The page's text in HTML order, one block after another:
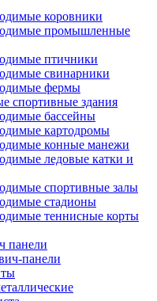
коровники
промышленные
птичники
свинарники
фермы
спортивные здания
бассейны
картодромы
конные манежи
ледовые катки и
спортивные залы
стадионы
теннисные корты
панели
панели